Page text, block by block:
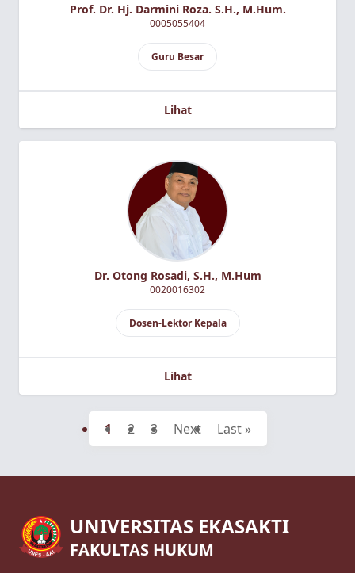
Prof. Dr. Hj. Darmini Roza. S.H., M.Hum.
0005055404
Guru Besar
Lihat
Dr. Otong Rosadi, S.H., M.Hum
0020016302
Dosen-Lektor Kepala
Lihat
1 2 3 Next Last »
UNIVERSITAS EKASAKTI
FAKULTAS HUKUM